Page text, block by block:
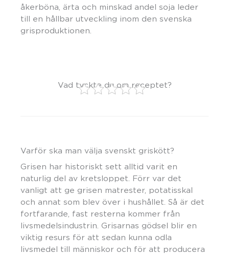
åkerböna, ärta och minskad andel soja leder
till en hållbar utveckling inom den svenska
grisproduktionen.
Vad tyckte du om receptet?
Varför ska man välja svenskt griskött?
Grisen har historiskt sett alltid varit en
naturlig del av kretsloppet. Förr var det
vanligt att ge grisen matrester, potatisskal
och annat som blev över i hushållet. Så är det
fortfarande, fast resterna kommer från
livsmedelsindustrin. Grisarnas gödsel blir en
viktig resurs för att sedan kunna odla
livsmedel till människor och för att producera